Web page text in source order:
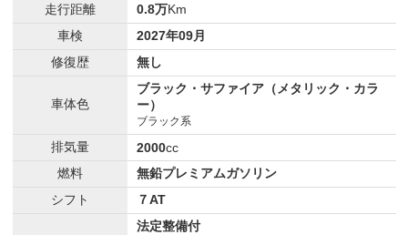
走行距離 0.8万Km
車検
2027年09月
修復歴
無し
車体色
ブラック・サファイア（メタリック・カラ
ー）
ブラック系
排気量 2000cc
燃料
無鉛プレミアムガソリン
シフト
７AT
法定整備付